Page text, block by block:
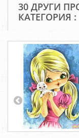
30 ДРУГИ
КАТЕГОРИЯ :